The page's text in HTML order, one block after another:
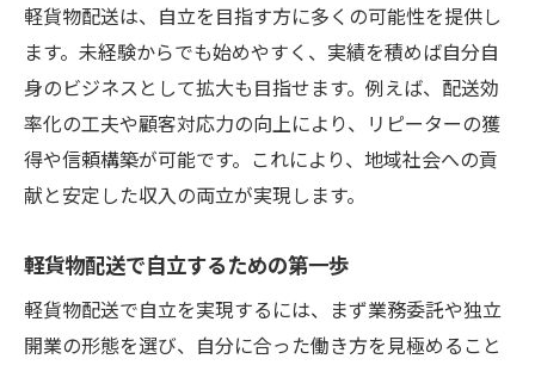
効率化が支える自立型軽貨物配送の働き方
軽貨物配送で社会に貢献する方法を解説
軽貨物配送でできる社会貢献の具体例
自立と社会貢献を両立する働き方の秘訣
軽貨物配送が地域社会に与える価値とは
軽貨物配送で広がる社会貢献の可能性
自立を目指しながら社会貢献を実現する道
独立と副業に役立つ配送のリアルな実態
軽貨物配送は、自立を目指す方に多くの可能性を提供し
ます。未経験からでも始めやすく、実績を積めば自分自
身のビジネスとして拡大も目指せます。例えば、配送効
率化の工夫や顧客対応力の向上により、リピーターの獲
得や信頼構築が可能です。これにより、地域社会への貢
献と安定した収入の両立が実現します。
軽貨物配送で自立するための第一歩
軽貨物配送で自立を実現するには、まず業務委託や独立
開業の形態を選び、自分に合った働き方を見極めること